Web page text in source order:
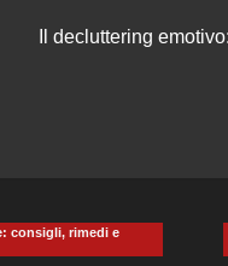
Il decluttering
consigli, rimedi e